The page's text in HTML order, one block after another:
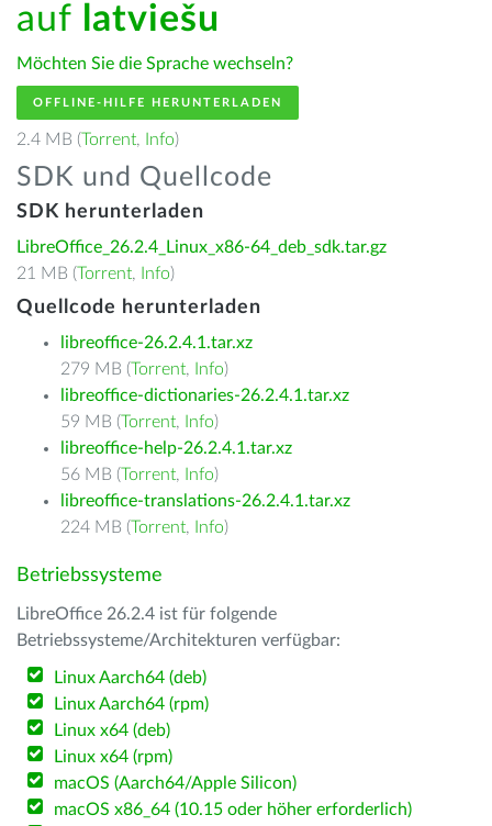
auf latviešu
Möchten Sie die Sprache wechseln?
OFFLINE-HILFE HERUNTERLADEN
2.4 MB (Torrent, Info)
SDK und Quellcode
SDK herunterladen
LibreOffice_26.2.4_Linux_x86-64_deb_sdk.tar.gz
21 MB (Torrent, Info)
Quellcode herunterladen
libreoffice-26.2.4.1.tar.xz
279 MB (Torrent, Info)
libreoffice-dictionaries-26.2.4.1.tar.xz
59 MB (Torrent, Info)
libreoffice-help-26.2.4.1.tar.xz
56 MB (Torrent, Info)
libreoffice-translations-26.2.4.1.tar.xz
224 MB (Torrent, Info)
Betriebssysteme
LibreOffice 26.2.4 ist für folgende
Betriebssysteme/Architekturen verfügbar:
Linux Aarch64 (deb)
Linux Aarch64 (rpm)
Linux x64 (deb)
Linux x64 (rpm)
macOS (Aarch64/Apple Silicon)
macOS x86_64 (10.15 oder höher erforderlich)